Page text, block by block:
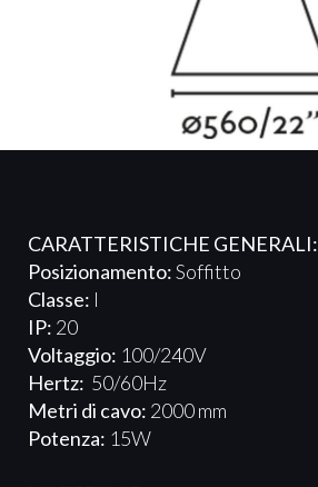
CARATTERISTICHE GENERALI:
Posizionamento:Soffitto
Classe: I
IP: 20
Voltaggio: 100/240V
Hertz: 50/60Hz
Metri di cavo: 2000 mm
Potenza: 15W